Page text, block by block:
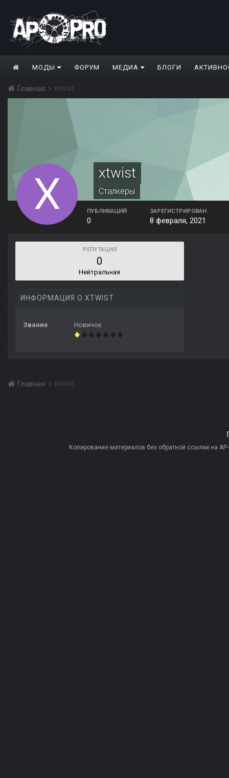
МОДЫ ФОРУМ МЕДИА БЛОГИ
Главная xtwist
xtwist
Сталкеры
ПУБЛИКАЦИЙ
0
ЗАРЕГИСТРИРОВАН
8 февраля, 2021
РЕПУТАЦИЯ
0
Нейтральная
ИНФОРМАЦИЯ О XTWIST
Звание Новичок
Главная xtwist
Копирование материалов без обратной ссылки на